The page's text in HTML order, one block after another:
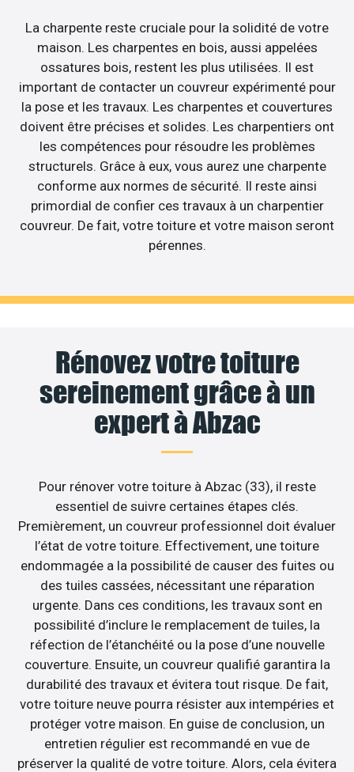
La charpente reste cruciale pour la solidité de votre
maison. Les charpentes en bois, aussi appelées
ossatures bois, restent les plus utilisées. Il est
important de contacter un couvreur expérimenté pour
la pose et les travaux. Les charpentes et couvertures
doivent être précises et solides. Les charpentiers ont
les compétences pour résoudre les problèmes
structurels. Grâce à eux, vous aurez une charpente
conforme aux normes de sécurité. Il reste ainsi
primordial de confier ces travaux à un charpentier
couvreur. De fait, votre toiture et votre maison seront
pérennes.
Rénovez votre toiture
sereinement grâce à un
expert à Abzac
Pour rénover votre toiture à Abzac (33), il reste
essentiel de suivre certaines étapes clés.
Premièrement, un couvreur professionnel doit évaluer
l’état de votre toiture. Effectivement, une toiture
endommagée a la possibilité de causer des fuites ou
des tuiles cassées, nécessitant une réparation
urgente. Dans ces conditions, les travaux sont en
possibilité d’inclure le remplacement de tuiles, la
réfection de l’étanchéité ou la pose d’une nouvelle
couverture. Ensuite, un couvreur qualifié garantira la
durabilité des travaux et évitera tout risque. De fait,
votre toiture neuve pourra résister aux intempéries et
protéger votre maison. En guise de conclusion, un
entretien régulier est recommandé en vue de
préserver la qualité de votre toiture. Alors, cela évitera